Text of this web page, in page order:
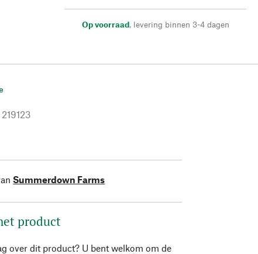
Op voorraad, levering binnen 3-4 dagen
219123
Summerdown Farms
product
over dit product? U bent welkom om de